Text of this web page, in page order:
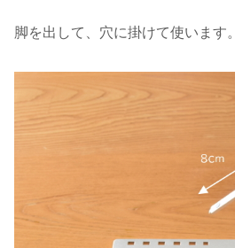
脚を出して、穴に掛けて使います。